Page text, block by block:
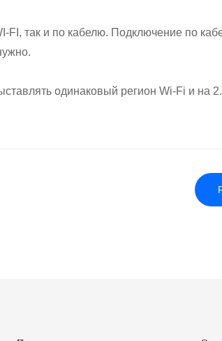
FI, так и по кабелю. Подключение по
одинаковый регион Wi-Fi и на